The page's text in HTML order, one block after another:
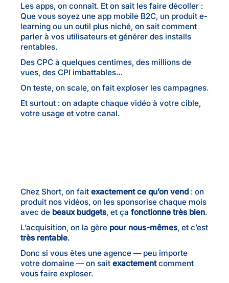
Les apps, on connaît. Et on sait les faire décoller :
Que vous soyez une app mobile B2C, un produit e-
learning ou un outil plus niché, on sait comment
parler à vos utilisateurs et générer des installs
rentables.
Des CPC à quelques centimes, des millions de
vues, des CPI imbattables…
On teste, on scale, on fait exploser les campagnes.
Et surtout : on adapte chaque vidéo à votre cible,
votre usage et votre canal.
Chez Short, on fait exactement ce qu’on vend : on
produit nos vidéos, on les sponsorise chaque mois
avec de beaux budgets, et ça fonctionne très bien.
L’acquisition, on la gère pour nous-mêmes, et c’est
très rentable.
Donc si vous êtes une agence — peu importe
votre domaine — on sait exactementcomment
vous faire exploser.